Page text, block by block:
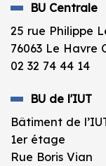
BU Centrale
25 rue Philippe
76063 Le Havre
02 32 74 44 14
BU de l'IUT
Bâtiment de
1er étage
Rue Boris Vian